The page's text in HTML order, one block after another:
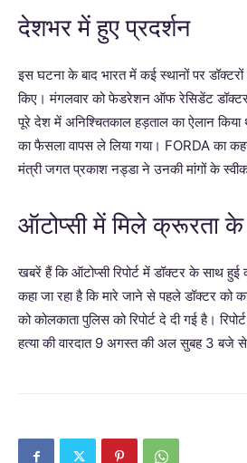
देशभर में हुए प्रदर्शन
इस घटना के बाद भारत में कई स्थानों पर
किए। मंगलवार को फेडरेशन ऑफ रेसिडेंट
पूरे देश में अनिश्चितकाल हड़ताल का ऐलान किया
का फैसला वापस ले लिया गया। FORDA का
मंत्री जगत प्रकाश नड्डा ने उनकी मांगों के
ऑटोप्सी में मिले क्रूरता
खबरें हैं कि ऑटोप्सी रिपोर्ट में डॉक्टर के साथ
कहा जा रहा है कि मारे जाने से पहले डॉक्टर को
को कोलकाता पुलिस को रिपोर्ट दे दी गई है।
हत्या की वारदात 9 अगस्त की अल सुबह 3 बजे